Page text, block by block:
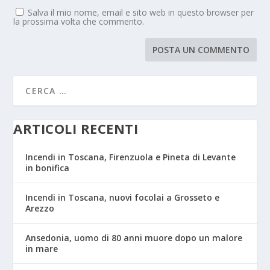
Salva il mio nome, email e sito web in questo browser per
la prossima volta che commento.
ARTICOLI RECENTI
Incendi in Toscana, Firenzuola e Pineta di Levante
in bonifica
Incendi in Toscana, nuovi focolai a Grosseto e
Arezzo
Ansedonia, uomo di 80 anni muore dopo un malore
in mare